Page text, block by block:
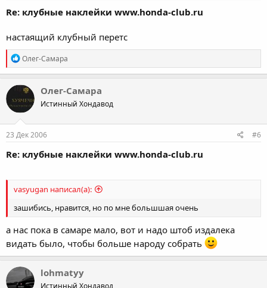
Re: клубные наклейки www.honda-club.ru
настаящий клубный перетс
R
e
a
c
i
o
n
s
Олег-Самара
Олег-Самара
Истинный Хондавод
23 Дек 2006 #6
Re: клубные наклейки www.honda-club.ru
vasyugan написал(а):
зашибись, нравится, но по мне большшая очень
а нас пока в самаре мало, вот и надо штоб издалека
видать было, чтобы больше народу собрать
lohmatyy